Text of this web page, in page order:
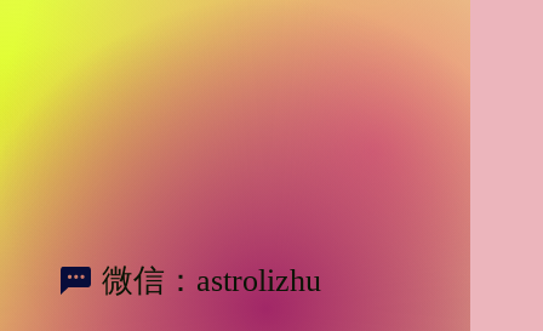
微信：astrolizhu